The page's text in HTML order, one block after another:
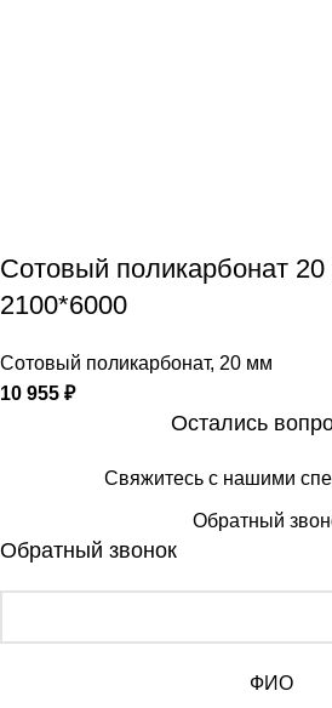
Сотовый поликарбонат
2100*6000
Сотовый поликарбонат, 20 мм
10 955 ₽
Остались
Свяжитесь с нашими
Обратный
Обратный звонок
ФИО